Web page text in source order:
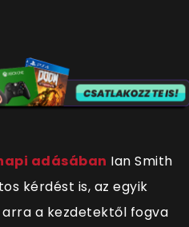
adásában Ian Smith
kérdést is, az egyik
a kezdetektől fogva